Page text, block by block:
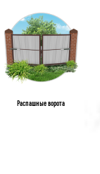
Распашные ворота